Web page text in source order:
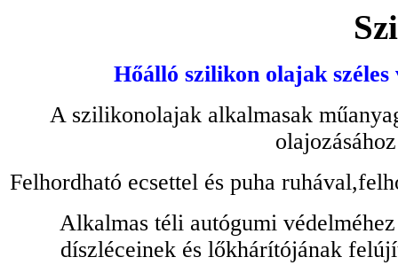
Hőálló szilikon olajak
A szilikonolajak alkalmasak
Felhordható ecsettel és puha
Alkalmas téli autógumi
díszléceinek és lőkhárítójának